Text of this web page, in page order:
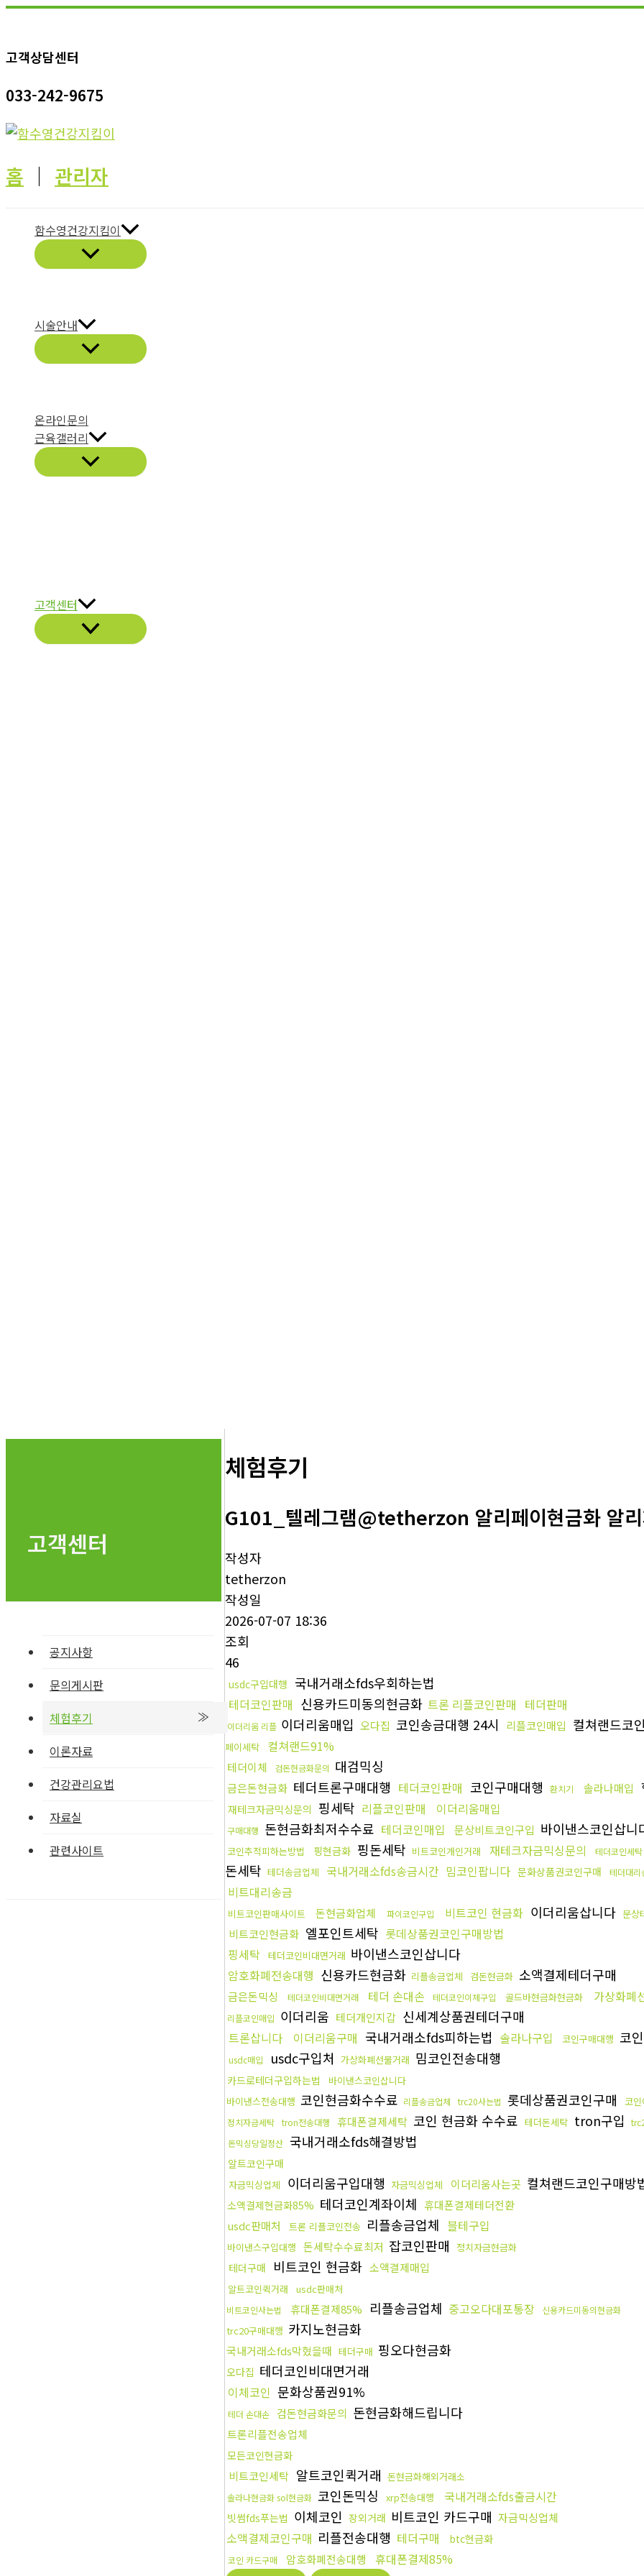
콘
츠
건
너
뛰
고객상담센터
033-242-9675
홈 │ 관리자
함수영건강지킴이
시술안내
온라인문의
근육갤러리
고객센터
고객센터
공지사항
문의게시판
체험후기
이론자료
건강관리요법
자료실
관련사이트
체험후기
G101_텔레그램@tetherzon 알리페이현금화 알리
작성자
tetherzon
작성일
2026-07-07 18:36
조회
46
usdc구입대행 국내거래소fds우회하는법
테더코인판매 신용카드미동의현금화 트론 리플코인판매 테더판매
이더리움 리플 이더리움매입 오다집 코인송금대행 24시 리플코인매입 컬쳐랜드코
페이세탁
컬쳐랜드91%
테더이체 검돈현금화문의 대검믹싱
금은돈현금화 테더트론구매대행 테더코인판매 코인구매대행 환치기 솔라나매입
재테크자금믹싱문의 핑세탁 리플코인판매 이더리움매입
구매대행 돈현금화최저수수료 테더코인매입 문상비트코인구입 바이낸스코인삽니
코인추적피하는방법 핑현금화 핑돈세탁 비트코인개인거래 재테크자금믹싱문의 테더코인세탁
돈세탁 테더송금업체 국내거래소fds송금시간 밈코인팝니다 문화상품권코인구매 테더대리
비트대리송금
비트코인판매사이트 돈현금화업체 파이코인구입 비트코인 현금화 이더리움삽니다 문상
비트코인현금화 엘포인트세탁 롯데상품권코인구매방법
핑세탁 테더코인비대면거래 바이낸스코인삽니다
암호화폐전송대행 신용카드현금화 리플송금업체 검돈현금화 소액결제테더구매
금은돈믹싱 테더코인비대면거래 테더 손대손 테더코인이체구입 골드바현금화현금화 가상화폐
리플코인매입 이더리움 테더개인지갑 신세계상품권테더구매
트론삽니다 이더리움구매 국내거래소fds피하는법 솔라나구입 코인구매대행 코
usdc매입
usdc구입처 가상화폐선물거래 밈코인전송대행
카드로테더구입하는법
바이낸스코인삽니다
바이낸스전송대행 코인현금화수수료 리플송금업체 trc20사는법 롯데상품권코인구매 코인
정치자금세탁 tron전송대행 휴대폰결제세탁 코인 현금화 수수료 테더돈세탁 tron구입
돈믹싱당일정산 국내거래소fds해결방법
알트코인구매
자금믹싱업체 이더리움구입대행 자금믹싱업체 이더리움사는곳 컬쳐랜드코인구매방
소액결제현금화85% 테더코인계좌이체 휴대폰결제테더전환
usdc판매처
트론 리플코인전송 리플송금업체 블테구입
바이낸스구입대행 돈세탁수수료최저 잡코인판매 정치자금현금화
테더구매 비트코인 현금화 소액결제매입
알트코인퀵거래 usdc판매처
비트코인사는법 휴대폰결제85% 리플송금업체 중고오다대포통장 신용카드미동의현금화
trc20구매대행 카지노현금화
국내거래소fds막혔을때 테더구매 핑오다현금화
오다집 테더코인비대면거래
이체코인 문화상품권91%
테더 손대손 검돈현금화문의 돈현금화해드립니다
트론리플전송업체
모든코인현금화
비트코인세탁 알트코인퀵거래 돈현금화해외거래소
솔라나현금화 sol현금화 코인돈믹싱 xrp전송대행 국내거래소fds출금시간
빗썸fds푸는법 이체코인 장외거래 비트코인 카드구매 자금믹싱업체
소액결제코인구매 리플전송대행 테더구매 btc현금화
코인 카드구매 암호화폐전송대행 휴대폰결제85%